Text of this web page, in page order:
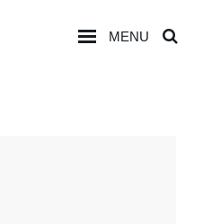
MENU